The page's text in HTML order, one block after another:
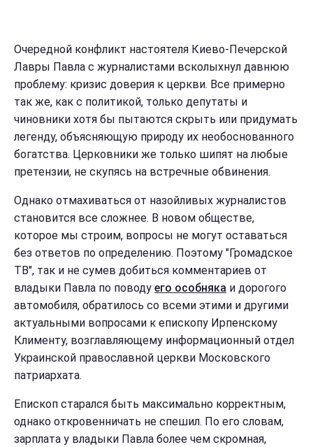
Очередной конфликт настоятеля Киево-Печерской
Лавры Павла с журналистами всколыхнул давнюю
проблему: кризис доверия к церкви. Все примерно
так же, как с политикой, только депутаты и
чиновники хотя бы пытаются скрыть или придумать
легенду, объясняющую природу их необоснованного
богатства. Церковники же только шипят на любые
претензии, не скупясь на встречные обвинения.
Однако отмахиваться от назойливых журналистов
становится все сложнее. В новом обществе,
которое мы строим, вопросы не могут оставаться
без ответов по определению. Поэтому "Громадское
ТВ", так и не сумев добиться комментариев от
владыки Павла по поводу его особняка и дорогого
автомобиля, обратилось со всеми этими и другими
актуальными вопросами к епископу Ирпенскому
Клименту, возглавляющему информационный отдел
Украинской православной церкви Московского
патриархата.
Епископ старался быть максимально корректным,
однако откровенничать не спешил. По его словам,
зарплата у владыки Павла более чем скромная,